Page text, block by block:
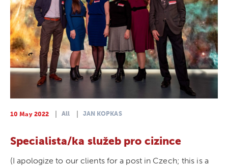
10 May 2022 All JAN KOPKAS
Specialista/ka služeb pro cizince
(I apologize to our clients for a post in Czech; this is a